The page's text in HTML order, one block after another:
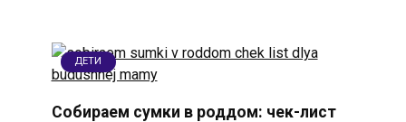
ДЕТИ
Собираем сумки в роддом: чек-лист